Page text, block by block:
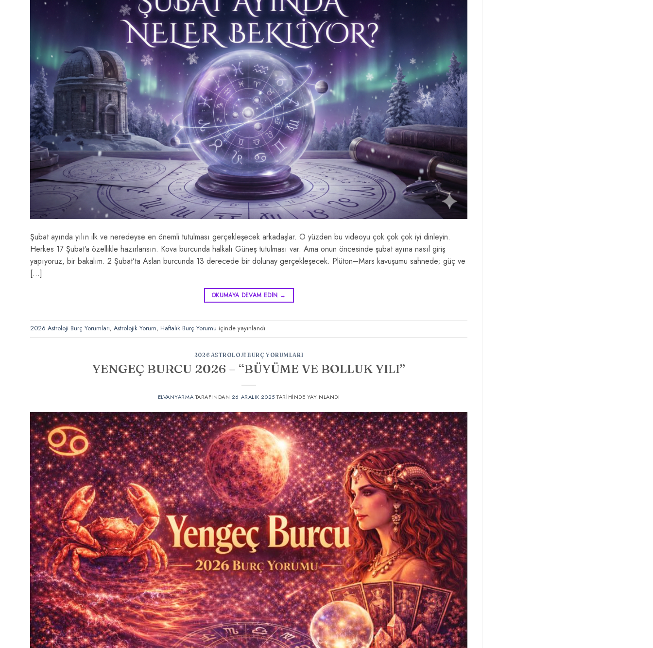
Şubat ayında yılın ilk ve neredeyse en önemli tutulması gerçekleşecek arkadaşlar. O yüzden bu videoyu çok çok çok iyi dinleyin.
Herkes 17 Şubat’a özellikle hazırlansın. Kova burcunda halkalı Güneş tutulması var. Ama onun öncesinde şubat ayına nasıl giriş
yapıyoruz, bir bakalım. 2 Şubat’ta Aslan burcunda 13 derecede bir dolunay gerçekleşecek. Plüton–Mars kavuşumu sahnede; güç ve
[…]
OKUMAYA DEVAM EDIN →
2026 Astroloji Burç Yorumları, Astrolojik Yorum, Haftalık Burç Yorumu içinde yayınlandı
2026 ASTROLOJI BURÇ YORUMLARI
YENGEÇ BURCU 2026 – “BÜYÜME VE BOLLUK YILI”
ELVANYARMA TARAFINDAN 26 ARALIK 2025 TARIHINDE YAYINLANDI